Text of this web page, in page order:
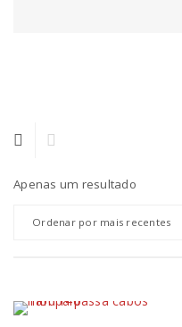
Apenas um resultado
Ordenar por mais recentes